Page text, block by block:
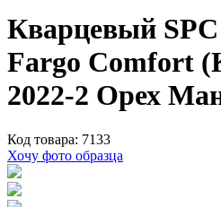
Кварцевый
Fargo Comfort
2022-2 Орех
Код товара: 7133
Хочу фото образца